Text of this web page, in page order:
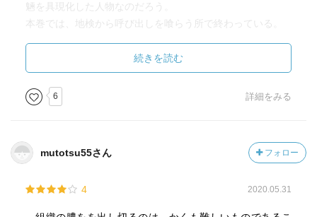
魎を具現化した人物なのだろう。
本巻では、地検から呼び出しを喰らう所で終わっている。
いた。その放漫経営により、私腹を肥やしていたが、つい
に解任された。ここだけはスッとした。
最後に会長の国見は解任。
恩地は再び、ナイロビ支店長赴任を命ぜられ、本意では
最後に作者の『あとがき』で、山崎豊子が述べている。
されざる不条理に立ち向かい、それを書き遺すことは、現
在を生きる作家の使命だと思った」
続きを読む
6 詳細をみる
mutotsu55さん フォロー
4 2020.05.31